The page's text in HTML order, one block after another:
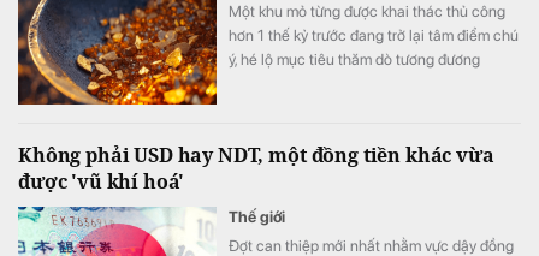
Một khu mỏ từng được khai thác thủ công
hơn 1 thế kỷ trước đang trở lại tâm điểm chú
ý, hé lộ mục tiêu thăm dò tương đương
Không phải USD hay NDT, một đồng tiền khác vừa
được 'vũ khí hoá'
Thế giới
Đợt can thiệp mới nhất nhằm vực dậy đồng